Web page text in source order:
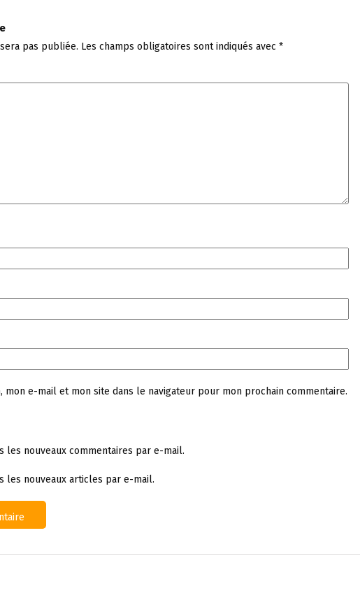
pas publiée. Les champs obligatoires sont indiqués avec *
mon e-mail et mon site dans le navigateur pour mon prochain commentaire.
les nouveaux commentaires par e-mail.
les nouveaux articles par e-mail.